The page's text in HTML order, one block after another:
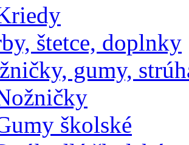
štetce, doplnky
gumy,
školské